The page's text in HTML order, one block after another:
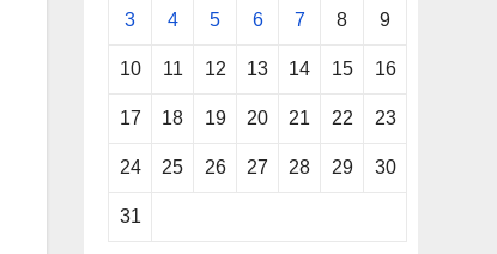
3 4 5 6 7 8 9
10 11 12 13 14 15 16
17 18 19 20 21 22 23
24 25 26 27 28 29 30
31